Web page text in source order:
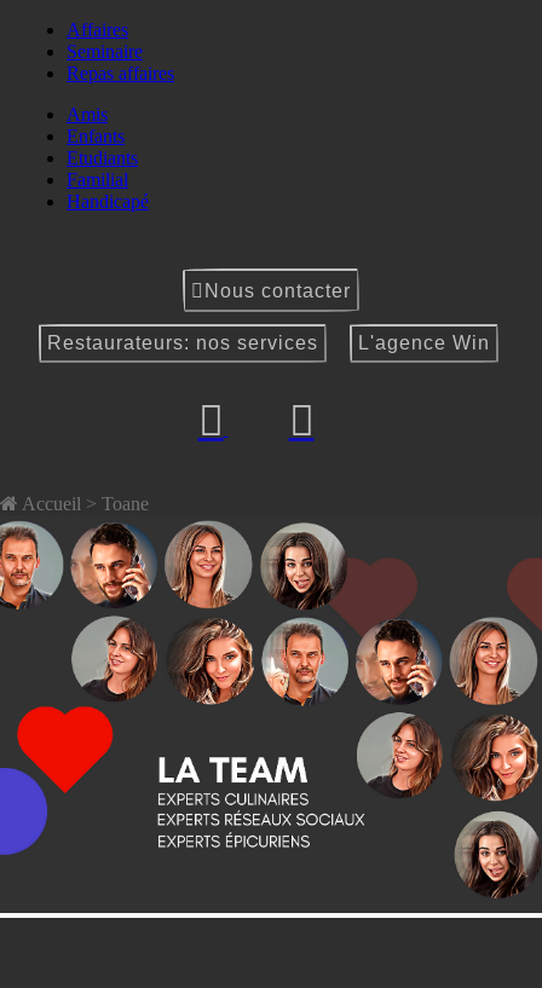
Affaires
Seminaire
Repas affaires
Amis
Enfants
Etudiants
Familial
Handicapé
Nous contacter
Restaurateurs: nos services L'agence Win
Accueil > Toane